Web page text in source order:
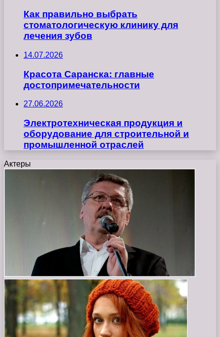
Как правильно выбрать
стоматологическую клинику для
лечения зубов
14.07.2026
Красота Саранска: главные
достопримечательности
27.06.2026
Электротехническая продукция и
оборудование для строительной и
промышленной отраслей
Актеры